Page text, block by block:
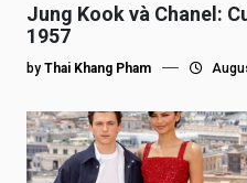
Jung Kook và Chanel:
1957
by Thai Khang Pham